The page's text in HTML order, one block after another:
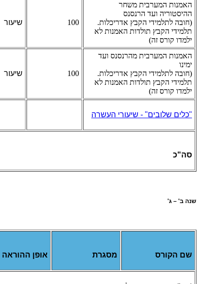
האמנות המערבית משחר
ההיסטוריה ועד הרנסנס
(חובה לתלמידי הקבץ אדריכלות.
תלמידי הקבץ תולדות האמנות לא
ילמדו קורס זה)
100 שיעור
האמנות המערבית מהרנסנס ועד
ימינו
(חובה לתלמידי הקבץ אדריכלות.
תלמידי הקבץ תולדות האמנות לא
ילמדו קורס זה)
100 שיעור
"כלים שלובים" - שיעורי העשרה
סה"כ
שנה ב' – ג'
שם הקורס מסגרת אופן ההוראה